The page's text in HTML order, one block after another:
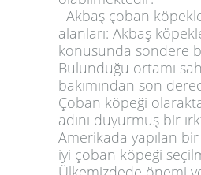
Akbaş çoban
alanları: Akbaş
konusunda sondere
Bulunduğu ortamı
bakımından son
Çoban köpeği
adını duyurmuş bir
Amerikada yapılan
iyi çoban köpeği